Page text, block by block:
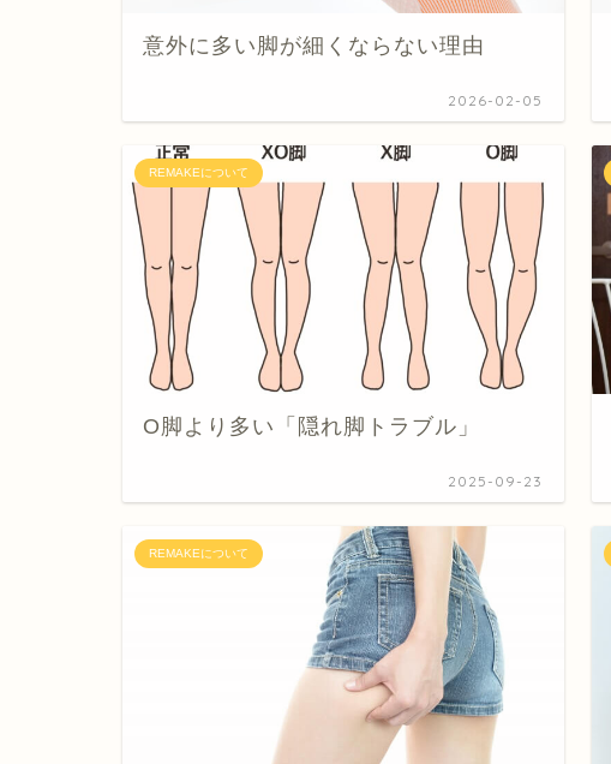
意外に多い脚が細くならない理由
2026-02-05
REMAKEについて
O脚より多い「隠れ脚トラブル」
2025-09-23
REMAKEについて